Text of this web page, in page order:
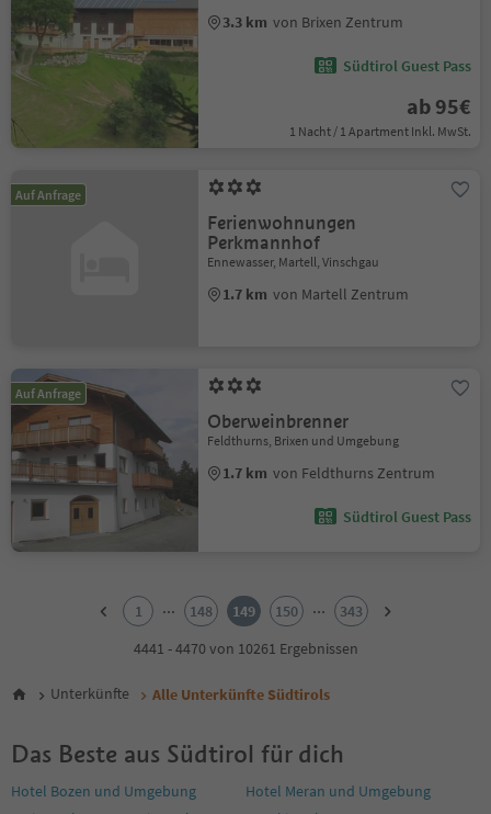
3.3 km von Brixen Zentrum
Südtirol Guest Pass
ab 95€
1 Nacht / 1 Apartment Inkl. MwSt.
Auf Anfrage
Ferienwohnungen
Perkmannhof
Ennewasser, Martell, Vinschgau
1.7 km von Martell Zentrum
Auf Anfrage
Oberweinbrenner
Feldthurns, Brixen und Umgebung
1.7 km von Feldthurns Zentrum
Südtirol Guest Pass
6
9
11
1 ... 148 149 150 ...
343
4441 - 4470 von 10261 Ergebnissen
Unterkünfte Alle Unterkünfte Südtirols
Das Beste aus Südtirol für dich
Hotel Bozen und Umgebung
Hotel Meran und Umgebung